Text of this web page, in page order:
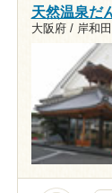
天然温泉だ
大阪府 / 岸和